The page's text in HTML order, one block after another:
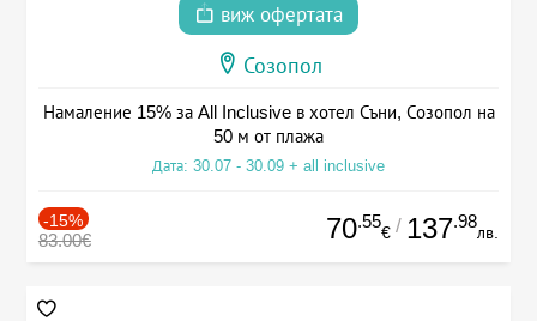
виж офертата
Созопол
Намаление 15% за All Inclusive в хотел Съни, Созопол на
50 м от плажа
Дата: 30.07 - 30.09 + all inclusive
-15%
83.00€ 70.55
€ / 137.98
лв.